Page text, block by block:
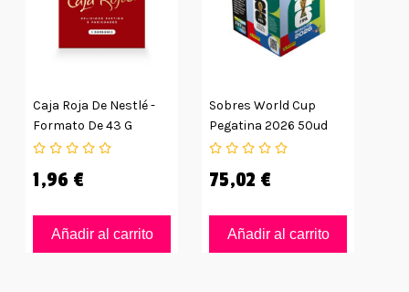
Caja Roja De Nestlé -
Formato De 43 G
1,96 €
Añadir al carrito
Sobres World Cup
Pegatina 2026 50ud
75,02 €
Añadir al carrito